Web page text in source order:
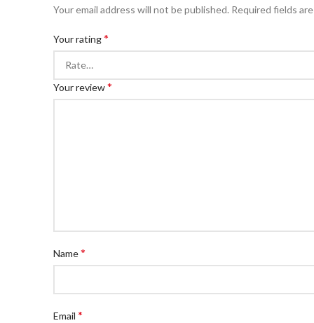
Your email address will not be published. Required fields
Your rating*
Your review*
Name*
Email *